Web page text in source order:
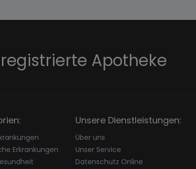
Apotheke
Erkrankungen
Unsere Dienstleistungen:
Über uns
Unser Service
Datenschutz Online